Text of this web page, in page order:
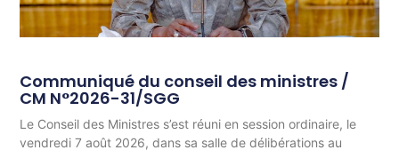
Communiqué du conseil des ministres /
CM N°2026-31/SGG
Le Conseil des Ministres s’est réuni en session ordinaire, le
vendredi 7 août 2026, dans sa salle de délibérations au